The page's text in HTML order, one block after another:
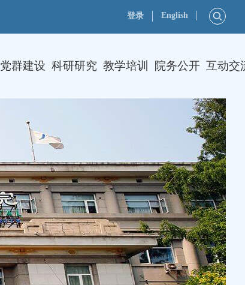
登录 English
党群建设 科研研究 教学培训 院务公开 互动交